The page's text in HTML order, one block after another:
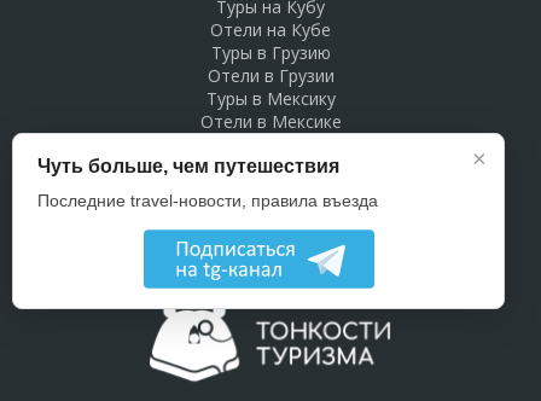
Туры на Кубу
Отели на Кубе
Туры в Грузию
Отели в Грузии
Туры в Мексику
Отели в Мексике
Отели в Доминикане
Отели в Беларуси
Рекламодателям
×
Чуть больше, чем путешествия
Последние travel-новости, правила въезда